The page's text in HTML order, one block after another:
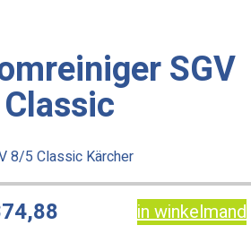
SGV
8/5 Classic Kärcher
in winkelmand